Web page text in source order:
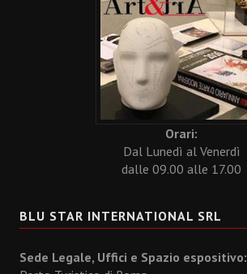
Orari:
Dal Lunedì al Venerdì
dalle 09.00 alle 17.00
BLU STAR INTERNATIONAL SRL
Sede Legale, Uffici e Spazio espositivo: